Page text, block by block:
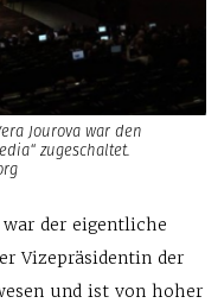
Jourova war den
zugeschaltet.
der eigentliche
Vizepräsidentin der
und ist von hoher